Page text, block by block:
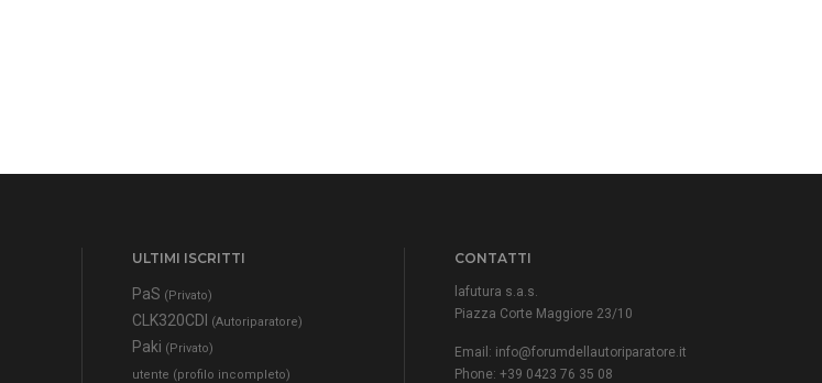
ULTIMI ISCRITTI
PaS (Privato)
CLK320CDI (Autoriparatore)
Paki (Privato)
utente (profilo incompleto)
CONTATTI
lafutura s.a.s.
Piazza Corte Maggiore 23/10
Email: info@forumdellautoriparatore.it
Phone: +39 0423 76 35 08